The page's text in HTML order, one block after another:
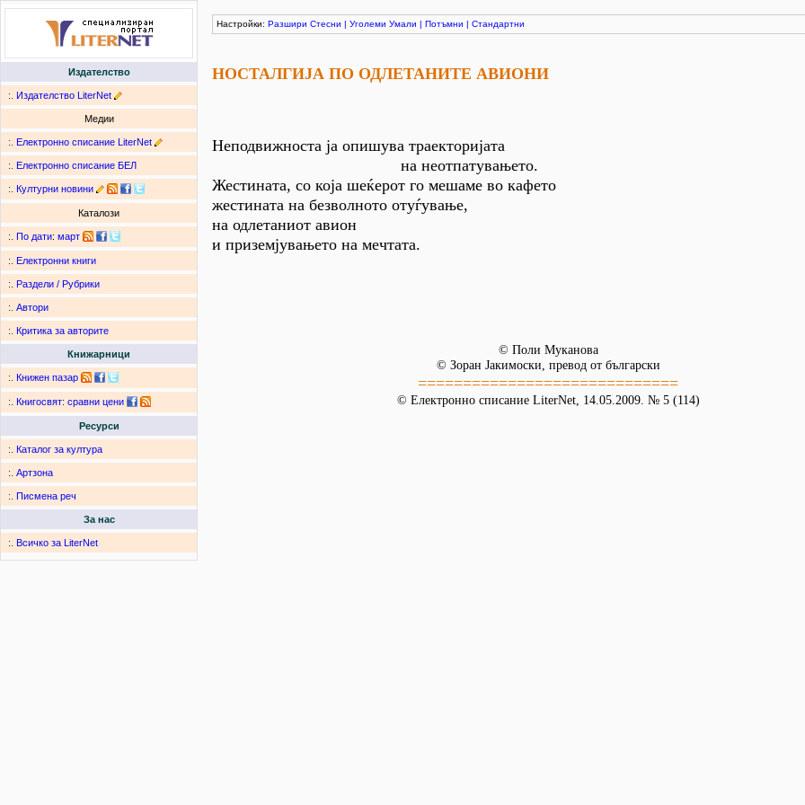
Издателство
:. Издателство LiterNet
Медии
:. Електронно списание LiterNet
:. Електронно списание БЕЛ
:. Културни новини
Каталози
:. По дати: март
:. Електронни книги
:. Раздели / Рубрики
:. Автори
:. Критика за авторите
Книжарници
:. Книжен пазар
:. Книгосвят: сравни цени
Ресурси
:. Каталог за култура
:. Артзона
:. Писмена реч
За нас
:. Всичко за LiterNet
Настройки: Разшири Стесни | Уголеми Умали | Потъмни | Стандартни
НОСТАЛГИJА ПО ОДЛЕТАНИТЕ АВИОНИ
Неподвижноста jа опишува траекториjата
на неотпатувањето.
Жестината, со коjа шеќерот го мешаме во кафето
жестината на безволното отуѓување,
на одлетаниот авион
и приземjувањето на мечтата.
© Поли Муканова
© Зоран Jакимоски, превод от български
=============================
© Електронно списание LiterNet, 14.05.2009. № 5 (114)